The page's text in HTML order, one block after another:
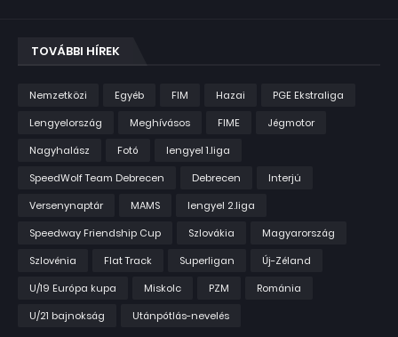
TOVÁBBI HÍREK
Nemzetközi Egyéb FIM Hazai
PGE Ekstraliga
Lengyelország
Meghívásos FIME
Jégmotor
Nagyhalász
Fotó
lengyel 1.liga
SpeedWolf Team Debrecen
Debrecen
Interjú
Versenynaptár
MAMS
lengyel 2.liga
Speedway Friendship Cup
Szlovákia
Magyarország
Szlovénia
Flat Track Superligan
Új-Zéland
U/19 Európa kupa
Miskolc PZM
Románia
U/21 bajnokság
Utánpótlás-nevelés